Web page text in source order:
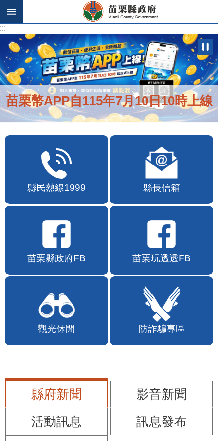
跳到主要內容區塊
:::
苗栗幣APP自115年7月10日10時上線
縣民熱線1999 縣長信箱
苗栗縣政府FB 苗栗玩透透FB
觀光休閒 防詐騙專區
縣府新聞
影音新聞
活動訊息
訊息發布